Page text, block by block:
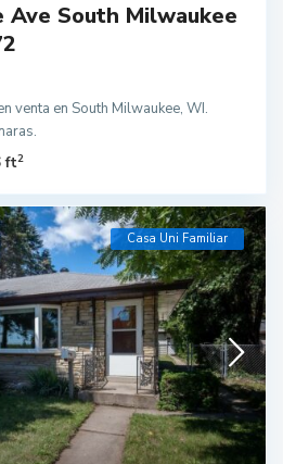
Ave South Milwaukee
venta en South Milwaukee, WI.
ft2
Casa Uni Familiar